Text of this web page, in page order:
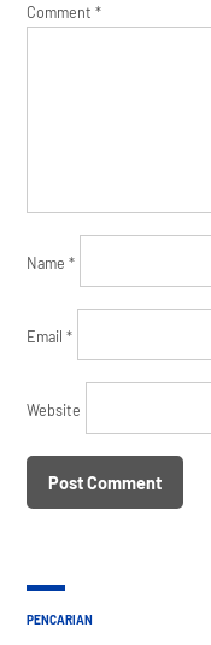
Comment*
Name*
Email*
Website
PENCARIAN